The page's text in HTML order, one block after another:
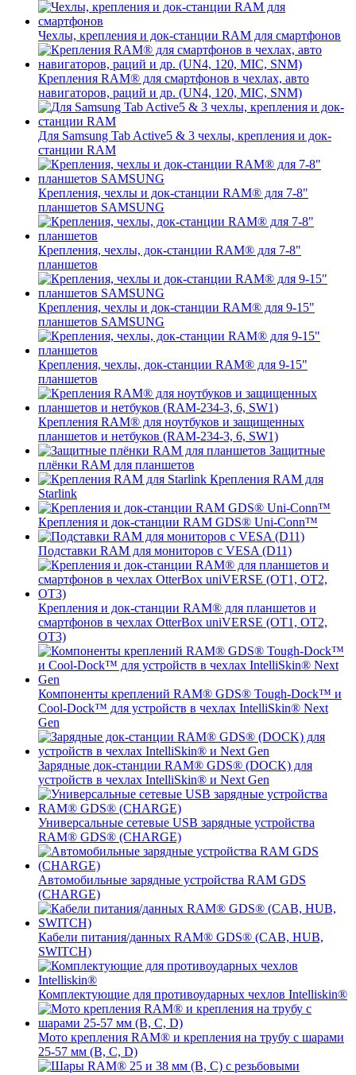
Чехлы, крепления и док-станции RAM для смартфонов
Крепления RAM® для смартфонов в чехлах, авто
навигаторов, раций и др. (UN4, 120, MIC, SNM)
Для Samsung Tab Active5 & 3 чехлы, крепления и док-
станции RAM
Крепления, чехлы и док-станции RAM® для 7-8"
планшетов SAMSUNG
Крепления, чехлы, док-станции RAM® для 7-8"
планшетов
Крепления, чехлы и док-станции RAM® для 9-15"
планшетов SAMSUNG
Крепления, чехлы, док-станции RAM® для 9-15"
планшетов
Крепления RAM® для ноутбуков и защищенных
планшетов и нетбуков (RAM-234-3, 6, SW1)
Защитные
плёнки RAM для планшетов
Крепления RAM для
Starlink
Крепления и док-станции RAM GDS® Uni-Conn™
Подставки RAM для мониторов с VESA (D11)
Крепления и док-станции RAM® для планшетов и
смартфонов в чехлах OtterBox uniVERSE (OT1, OT2,
OT3)
Компоненты креплений RAM® GDS® Tough-Dock™ и
Cool-Dock™ для устройств в чехлах IntelliSkin® Next
Gen
Зарядные док-станции RAM® GDS® (DOCK) для
устройств в чехлах IntelliSkin® и Next Gen
Универсальные сетевые USB зарядные устройства
RAM® GDS® (CHARGE)
Автомобильные зарядные устройства RAM GDS
(CHARGE)
Кабели питания/данных RAM® GDS® (CAB, HUB,
SWITCH)
Комплектующие для противоударных чехлов Intelliskin®
Мото крепления RAM® и крепления на трубу с шарами
25-57 мм (B, C, D)